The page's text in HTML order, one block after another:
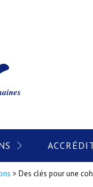
> Des clés pour une